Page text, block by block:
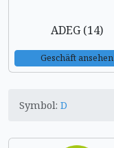
ADEG (14)
Geschäft ansehen
Symbol: D